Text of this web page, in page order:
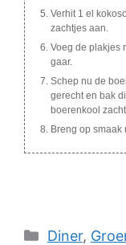
Verhit 1 el
zachtjes aan.
Voeg de plakjes
gaar.
Schep nu de
gerecht en bak
boerenkool
Breng op smaak
Categories
Diner,